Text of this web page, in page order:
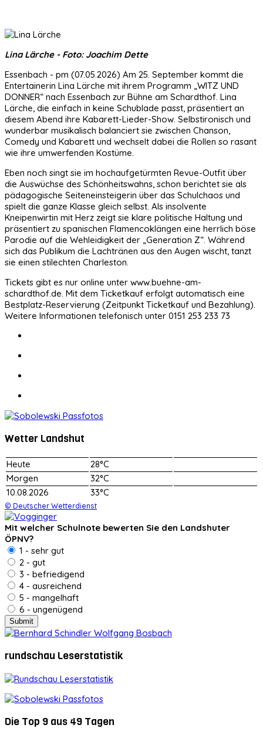
Lina Lärche - Foto: Joachim Dette
Essenbach - pm (07.05.2026) Am 25. September kommt die
Entertainerin Lina Lärche mit ihrem Programm „WITZ UND
DONNER“ nach Essenbach zur Bühne am Schardthof. Lina
Lärche, die einfach in keine Schublade passt, präsentiert an
diesem Abend ihre Kabarett-Lieder-Show. Selbstironisch und
wunderbar musikalisch balanciert sie zwischen Chanson,
Comedy und Kabarett und wechselt dabei die Rollen so rasant
wie ihre umwerfenden Kostüme.
Eben noch singt sie im hochaufgetürmten Revue-Outfit über
die Auswüchse des Schönheitswahns, schon berichtet sie als
pädagogische Seiteneinsteigerin über das Schulchaos und
spielt die ganze Klasse gleich selbst. Als insolvente
Kneipenwirtin mit Herz zeigt sie klare politische Haltung und
präsentiert zu spanischen Flamencoklängen eine herrlich böse
Parodie auf die Wehleidigkeit der „Generation Z“. Während
sich das Publikum die Lachtränen aus den Augen wischt, tanzt
sie einen stilechten Charleston.
Tickets gibt es nur online unter www.buehne-am-
schardthof.de. Mit dem Ticketkauf erfolgt automatisch eine
Bestplatz-Reservierung (Zeitpunkt Ticketkauf und Bezahlung).
Weitere Informationen telefonisch unter 0151 253 233 73
Wetter Landshut
Heute
28°C
Morgen
32°C
10.08.2026
33°C
© Deutscher Wetterdienst
Mit welcher Schulnote bewerten Sie den Landshuter
ÖPNV?
1 - sehr gut
2 - gut
3 - befriedigend
4 - ausreichend
5 - mangelhaft
6 - ungenügend
rundschau Leserstatistik
Die Top 9 aus 49 Tagen